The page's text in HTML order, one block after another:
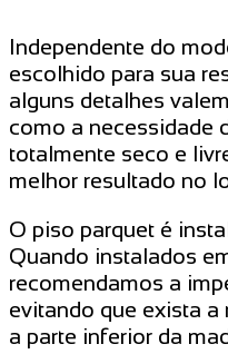
Independente do
escolhido para sua
alguns detalhes
como a necessidade
totalmente seco e
melhor resultado no
O piso parquet é
Quando instalados
recomendamos a
evitando que exista a
a parte inferior da